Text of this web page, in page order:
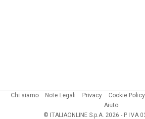
Chi siamo Note Legali Privacy Cookie Policy
Aiuto
© ITALIAONLINE S.p.A. 2026 - P. IVA